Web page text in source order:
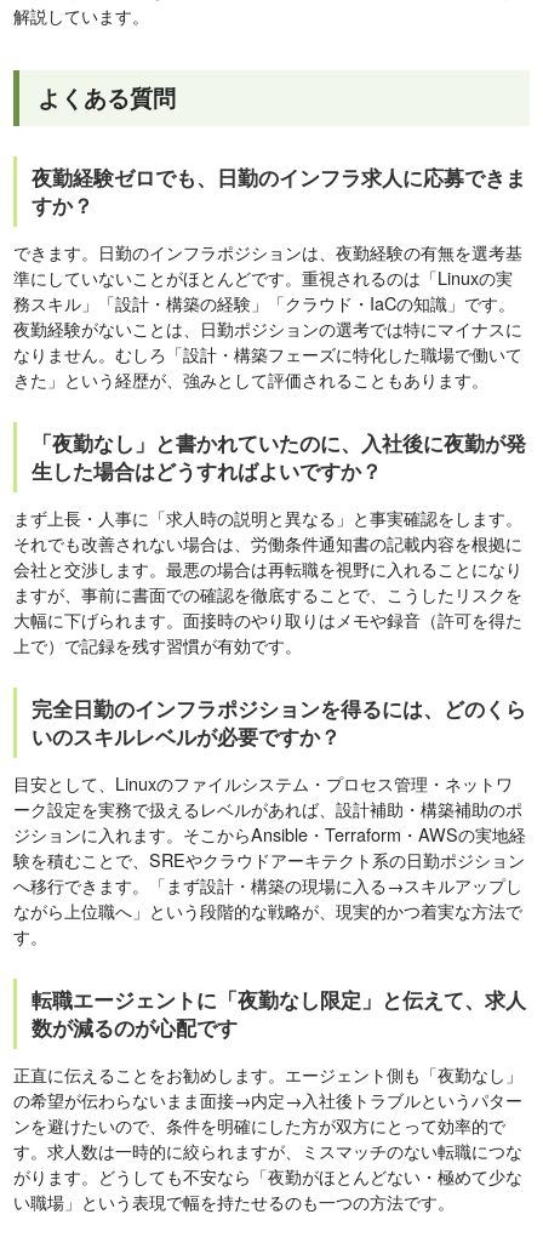
解説しています。
よくある質問
夜勤経験ゼロでも、日勤のインフラ求人に応募できま
すか？
できます。日勤のインフラポジションは、夜勤経験の有無を選考基
準にしていないことがほとんどです。重視されるのは「Linuxの実
務スキル」「設計・構築の経験」「クラウド・IaCの知識」です。
夜勤経験がないことは、日勤ポジションの選考では特にマイナスに
なりません。むしろ「設計・構築フェーズに特化した職場で働いて
きた」という経歴が、強みとして評価されることもあります。
「夜勤なし」と書かれていたのに、入社後に夜勤が発
生した場合はどうすればよいですか？
まず上長・人事に「求人時の説明と異なる」と事実確認をします。
それでも改善されない場合は、労働条件通知書の記載内容を根拠に
会社と交渉します。最悪の場合は再転職を視野に入れることになり
ますが、事前に書面での確認を徹底することで、こうしたリスクを
大幅に下げられます。面接時のやり取りはメモや録音（許可を得た
上で）で記録を残す習慣が有効です。
完全日勤のインフラポジションを得るには、どのくら
いのスキルレベルが必要ですか？
目安として、Linuxのファイルシステム・プロセス管理・ネットワ
ーク設定を実務で扱えるレベルがあれば、設計補助・構築補助のポ
ジションに入れます。そこからAnsible・Terraform・AWSの実地経
験を積むことで、SREやクラウドアーキテクト系の日勤ポジション
へ移行できます。「まず設計・構築の現場に入る→スキルアップし
ながら上位職へ」という段階的な戦略が、現実的かつ着実な方法で
す。
転職エージェントに「夜勤なし限定」と伝えて、求人
数が減るのが心配です
正直に伝えることをお勧めします。エージェント側も「夜勤なし」
の希望が伝わらないまま面接→内定→入社後トラブルというパター
ンを避けたいので、条件を明確にした方が双方にとって効率的で
す。求人数は一時的に絞られますが、ミスマッチのない転職につな
がります。どうしても不安なら「夜勤がほとんどない・極めて少な
い職場」という表現で幅を持たせるのも一つの方法です。